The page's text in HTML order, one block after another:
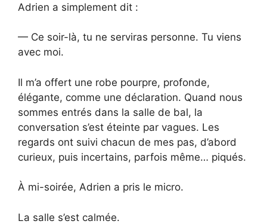
Adrien a simplement dit :
— Ce soir-là, tu ne serviras personne. Tu viens
avec moi.
Il m’a offert une robe pourpre, profonde,
élégante, comme une déclaration. Quand nous
sommes entrés dans la salle de bal, la
conversation s’est éteinte par vagues. Les
regards ont suivi chacun de mes pas, d’abord
curieux, puis incertains, parfois même… piqués.
À mi-soirée, Adrien a pris le micro.
La salle s’est calmée.